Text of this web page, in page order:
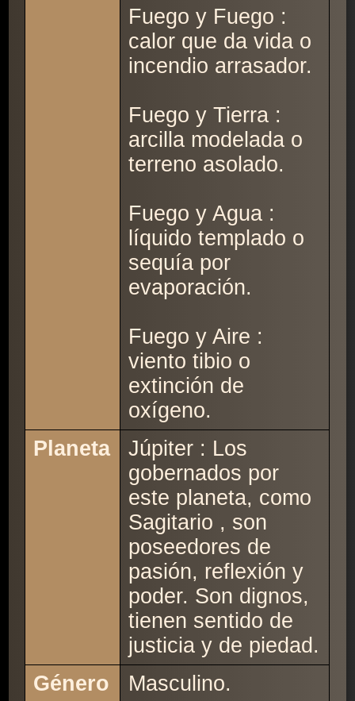
Fuego y Fuego :
calor que da vida o
incendio arrasador.
Fuego y Tierra :
arcilla modelada o
terreno asolado.
Fuego y Agua :
líquido templado o
sequía por
evaporación.
Fuego y Aire :
viento tibio o
extinción de
oxígeno.
Planeta
Júpiter : Los
gobernados por
este planeta, como
Sagitario , son
poseedores de
pasión, reflexión y
poder. Son dignos,
tienen sentido de
justicia y de piedad.
Género
Masculino.